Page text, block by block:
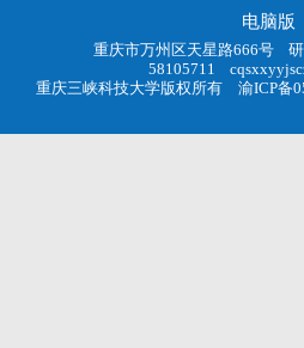
电脑版
重庆市万州区天星路666号
58105711
重庆三峡科技大学版权所有 渝ICP备